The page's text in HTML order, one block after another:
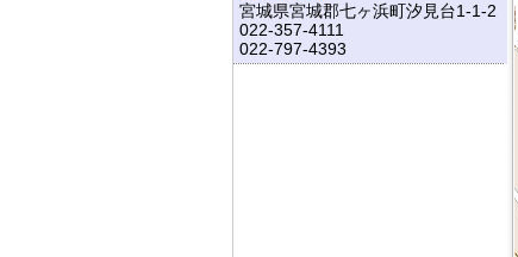
宮城県宮城郡七ヶ浜町汐見台1-1-2
022-357-4111
022-797-4393